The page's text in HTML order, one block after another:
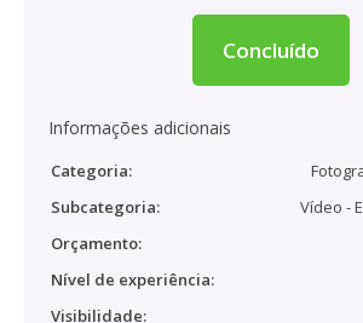
Concluído
Informações adicionais
Categoria:
Subcategoria:
Vídeo -
Orçamento:
Nível de experiência:
Visibilidade: